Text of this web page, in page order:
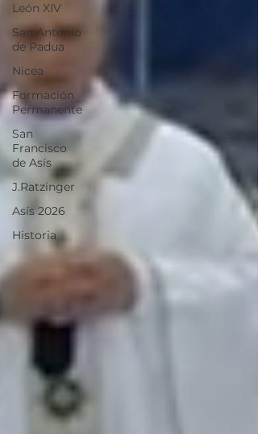
León XIV
San Antonio
de Padua
Nicea
Formación
Permanente
San
Francisco
de Asís
J.Ratzinger
Asís 2026
Historia